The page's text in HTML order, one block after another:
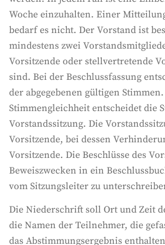
Woche einzuhalten. Einer
bedarf es nicht. Der Vorstand ist
mindestens zwei
Vorsitzende oder stellvertretende
sind. Bei der Beschlussfassung
der abgegebenen gültigen
Stimmengleichheit entscheidet die
Vorstandssitzung. Die
Vorsitzende, bei dessen
Vorsitzende. Die Beschlüsse des
Beweiszwecken in ein
vom Sitzungsleiter zu
Die Niederschrift soll Ort und Zeit
die Namen der Teilnehmer, die
das Abstimmungsergebnis